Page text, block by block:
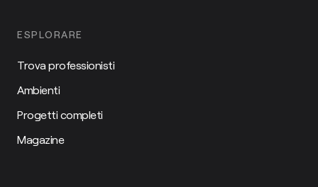
ESPLORARE
Trova professionisti
Ambienti
Progetti completi
Magazine